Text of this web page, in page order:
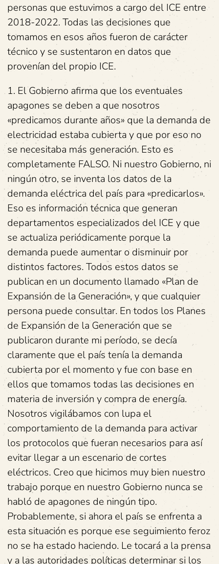
personas que estuvimos a cargo del ICE entre
2018-2022. Todas las decisiones que
tomamos en esos años fueron de carácter
técnico y se sustentaron en datos que
provenían del propio ICE.
1. El Gobierno afirma que los eventuales
apagones se deben a que nosotros
«predicamos durante años» que la demanda de
electricidad estaba cubierta y que por eso no
se necesitaba más generación. Esto es
completamente FALSO. Ni nuestro Gobierno, ni
ningún otro, se inventa los datos de la
demanda eléctrica del país para «predicarlos».
Eso es información técnica que generan
departamentos especializados del ICE y que
se actualiza periódicamente porque la
demanda puede aumentar o disminuir por
distintos factores. Todos estos datos se
publican en un documento llamado «Plan de
Expansión de la Generación», y que cualquier
persona puede consultar. En todos los Planes
de Expansión de la Generación que se
publicaron durante mi período, se decía
claramente que el país tenía la demanda
cubierta por el momento y fue con base en
ellos que tomamos todas las decisiones en
materia de inversión y compra de energía.
Nosotros vigilábamos con lupa el
comportamiento de la demanda para activar
los protocolos que fueran necesarios para así
evitar llegar a un escenario de cortes
eléctricos. Creo que hicimos muy bien nuestro
trabajo porque en nuestro Gobierno nunca se
habló de apagones de ningún tipo.
Probablemente, si ahora el país se enfrenta a
esta situación es porque ese seguimiento feroz
no se ha estado haciendo. Le tocará a la prensa
y a las autoridades políticas determinar si los